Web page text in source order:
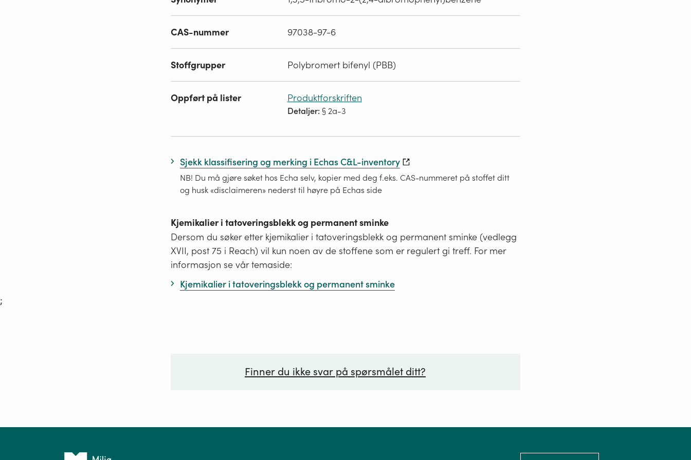
CAS-nummer 97038-97-6
Stoffgrupper Polybromert bifenyl (PBB)
Oppført på lister Produktforskriften
Detaljer: § 2a-3
Sjekk klassifisering og merking i Echas C&L-inventory
NB! Du må gjøre søket hos Echa selv, kopier med deg f.eks. CAS-nummeret på stoffet ditt
og husk «disclaimeren» nederst til høyre på Echas side
Kjemikalier i tatoveringsblekk og permanent sminke
Dersom du søker etter kjemikalier i tatoveringsblekk og permanent sminke (vedlegg
XVII, post 75 i Reach) vil kun noen av de stoffene som er regulert gi treff. For mer
informasjon se vår temaside:
Kjemikalier i tatoveringsblekk og permanent sminke
;
Finner du ikke svar på spørsmålet ditt?